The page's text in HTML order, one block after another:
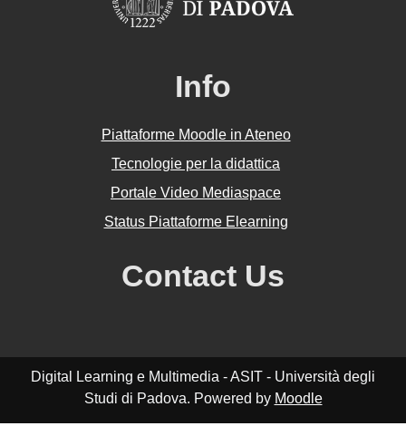
Info
Piattaforme Moodle in Ateneo
Tecnologie per la didattica
Portale Video Mediaspace
Status Piattaforme Elearning
Contact Us
Digital Learning e Multimedia - ASIT - Università degli
Studi di Padova. Powered by Moodle